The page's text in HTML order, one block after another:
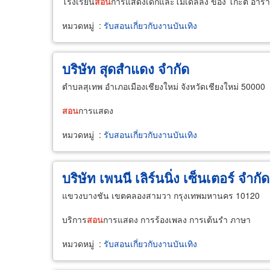
หมวดหมู่ : รับสอนเกี่ยวกับงานบันเทิง
บริษัท สุดสำแดง จำกัด
ตำบลสุเทพ อำเภอเมืองเชียงใหม่ จังหวัดเชียงใหม่ 50000
สอนการแสดง
หมวดหมู่ : รับสอนเกี่ยวกับงานบันเทิง
บริษัท เพนนี เลิร์นนิ่ง เซ็นเตอร์ จำกัด
แขวงบางชัน เขตคลองสามวา กรุงเทพมหานคร 10120
บริการสอนการแสดง การร้องเพลง การเต้นรำ ภาษา
หมวดหมู่ : รับสอนเกี่ยวกับงานบันเทิง